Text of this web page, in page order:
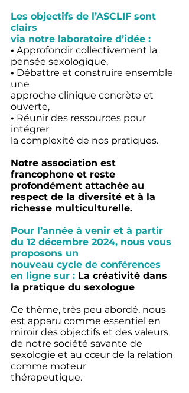
Les objectifs de l’ASCLIF sont
clairs
via notre laboratoire d’idée :
• Approfondir collectivement la
pensée sexologique,
• Débattre et construire ensemble
une
approche clinique concrète et
ouverte,
• Réunir des ressources pour
intégrer
la complexité de nos pratiques.
Notre association est
francophone et reste
profondément attachée au
respect de la diversité et à la
richesse multiculturelle.
Pour l’année à venir et à partir
du 12 décembre 2024, nous vous
proposons un
nouveau cycle de conférences
en ligne sur : La créativité dans
la pratique du sexologue
Ce thème, très peu abordé, nous
est apparu comme essentiel en
miroir des objectifs et des valeurs
de notre société savante de
sexologie et au cœur de la relation
comme moteur
thérapeutique.